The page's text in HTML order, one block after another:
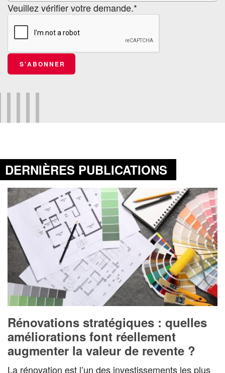
Veuillez vérifier votre demande.*
S'ABONNER
DERNIÈRES PUBLICATIONS
Rénovations stratégiques : quelles
améliorations font réellement
augmenter la valeur de revente ?
La rénovation est l’un des investissements les plus